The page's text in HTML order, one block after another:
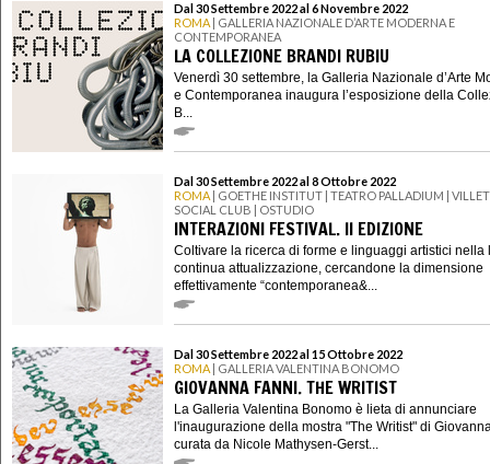
Dal 30 Settembre 2022 al 6 Novembre 2022
ROMA | GALLERIA NAZIONALE D’ARTE MODERNA E
CONTEMPORANEA
LA COLLEZIONE BRANDI RUBIU
Venerdì 30 settembre, la Galleria Nazionale d’Arte
e Contemporanea inaugura l’esposizione della
B...
Dal 30 Settembre 2022 al 8 Ottobre 2022
ROMA | GOETHE INSTITUT | TEATRO PALLADIUM |
SOCIAL CLUB | OSTUDIO
INTERAZIONI FESTIVAL. II EDIZIONE
Coltivare la ricerca di forme e linguaggi artistici nella
continua attualizzazione, cercandone la dimensione
effettivamente “contemporanea&...
Dal 30 Settembre 2022 al 15 Ottobre 2022
ROMA | GALLERIA VALENTINA BONOMO
GIOVANNA FANNI. THE WRITIST
La Galleria Valentina Bonomo è lieta di annunciare
l'inaugurazione della mostra "The Writist" di
curata da Nicole Mathysen-Gerst...